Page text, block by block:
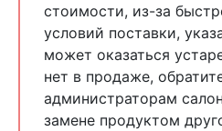
стоимости, из-за
условий поставки,
может оказаться
нет в продаже,
администраторам
замене продуктом